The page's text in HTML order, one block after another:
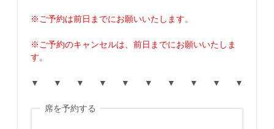
※ご予約は前日までにお願いいたします。
※ご予約のキャンセルは、前日までにお願いいたしま
す。
▼ ▼ ▼ ▼ ▼ ▼ ▼ ▼ ▼ ▼
席を予約する